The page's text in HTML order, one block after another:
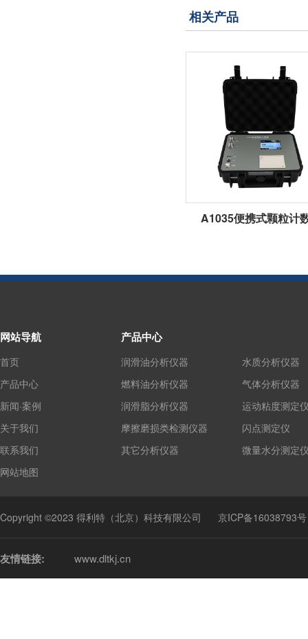
相关产品
A1035便携式颗粒计
网站导航
首页
产品中心
新闻·案例
关于我们
联系我们
网站地图
产品中心
润滑油分析仪器
燃料油分析仪器
润滑脂分析仪器
摩擦磨损类检测仪器
其它分析仪器
水质分析仪器
气体分析仪器
运动粘度测定
闪点测定仪
微量水分测定
Copyright ©2023 得利特（北京）科技有限公司 京ICP备16038793号
友情链接: www.dltkj.cn